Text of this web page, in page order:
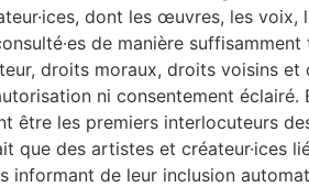
dont les œuvres, les
de manière
droits moraux, droits voisins
ni consentement éclairé.
être les premiers interlocuteurs
des artistes et créateur·ices
informant de leur inclusion